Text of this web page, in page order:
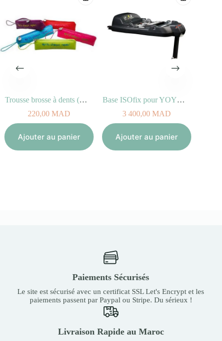
Trousse brosse à dents (Noir ou Bleu)
220,00MAD
Ajouter au panier
Base ISOfix pour YOYO car seat by BeSafe®
3 400,00MAD
Ajouter au panier
Paiements Sécurisés
Le site est sécurisé avec un certificat SSL Let's Encrypt et les
paiements passent par Paypal ou Stripe. Du sérieux !
Livraison Rapide au Maroc